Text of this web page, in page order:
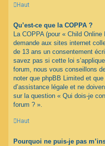
Haut
Qu’est-ce que la COPPA ?
La COPPA (pour « Child
demande aux sites internet
de 13 ans un consentement
savez pas si cette loi
forum, nous vous conseillons
noter que phpBB Limited et
d’assistance légale et ne
sur la question « Qui dois-je
forum ? ».
Haut
Pourquoi ne puis-je pas